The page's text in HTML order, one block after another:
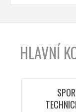
HLAVNÍ